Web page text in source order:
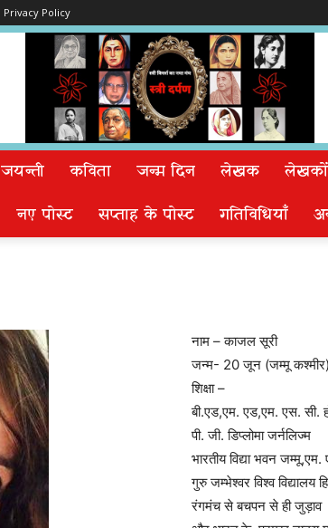
Privacy Policy
जयन्ती कविता जन्म दिन लेखक लेखकों
नए पोस्ट सप्ताह के पोस्ट गतिविधियाँ
नाम – काजल सूरी
जन्म- 20 जून (जम्मू कश्मीर)
शिक्षा –
बी.एड,एम. एड,एम. एस. सी.
पी. जी. डिप्लोमा जर्नलिज्म
भारतीय विद्या भवन
गुरु जम्भेश्वर विश्व विद्यालय
रंगमंच से बचपन से ही जुड़ाव